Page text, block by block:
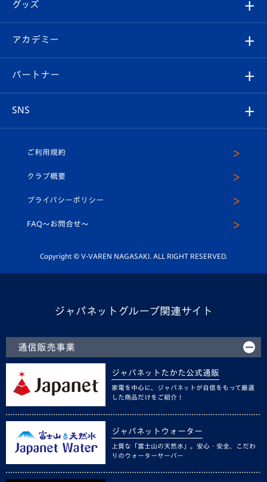
チケット
イベント
メディア
ホームタウン
スタッフプロフィール
マスコット紹介
平和祈念活動
ホームタウン活動
Revive Team
ヴィヴィくんの長崎おもてなしガイド
フォトギャラリー
スタジアムグルメ
V-LOVERS（ファンクラブ）
プレイヤーズスイート
グッズ
オンラインショップ
店舗情報
アカデミー
育成からのお知らせ
U-18
スクール
パートナー
SNS
ヴィヴィくんインスタグラム
公式LINE＠
ご利用規約
クラブ概要
プライバシーポリシー
FAQ〜お問合せ〜
Copyright © V-VAREN NAGASAKI. ALL RIGHT RESERVED.
ジャパネットグループ関連サイト
通信販売事業
ジャパネットたかた公式通販
家電を中心に、ジャパネットが自信をもって厳選
した商品だけをご紹介！
ジャパネットウォーター
上質な「富士山の天然水」。安心・安全、こだわ
りのウォーターサーバー